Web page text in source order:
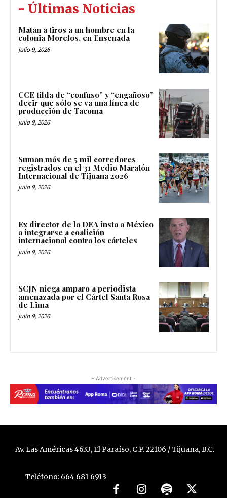
- Últimas Noticias
Matan a tiros a un hombre en la
colonia Morelos, en Ensenada
julio 9, 2026
CCE tilda de “confuso” y “engañoso”
decir que sólo se va una línea de
producción de Tacoma
julio 9, 2026
Suman más de 5 mil corredores
registrados en el 31 Medio Maratón
Internacional de Tijuana 2026
julio 9, 2026
Ex director de la DEA insta a México
a integrarse a coalición
internacional contra los cárteles
julio 9, 2026
SCJN niega amparo a periodista
amenazada por el Cártel Santa Rosa
de Lima
julio 9, 2026
- Advertisement -
Av. Las Américas 4633, El Paraíso, C.P. 22106 / Tijuana, B.C.
Teléfono: 664 681 6913